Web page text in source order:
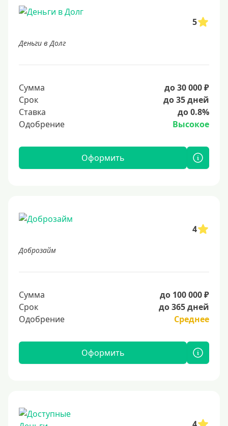
5
Деньги в Долг
Сумма
до 30 000 ₽
Срок
до 35 дней
Ставка
до 0.8%
Одобрение
Высокое
Оформить
4
Доброзайм
Сумма
до 100 000 ₽
Срок
до 365 дней
Одобрение
Среднее
Оформить